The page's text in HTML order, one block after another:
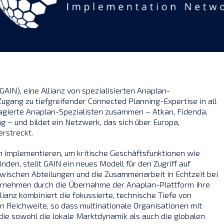
eine Allianz von spezialisierten Anaplan-
zu tiefgreifender Connected Planning-Expertise in all
Anaplan-Spezialisten zusammen – Atkan, Fidenda,
– und bildet ein Netzwerk, das sich über Europa,
implementieren, um kritische Geschäftsfunktionen wie
stellt GAIN ein neues Modell für den Zugriff auf
Abteilungen und die Zusammenarbeit in Echtzeit bei
durch die Übernahme der Anaplan-Plattform ihre
kombiniert die fokussierte, technische Tiefe von
so dass multinationale Organisationen mit
sowohl die lokale Marktdynamik als auch die globalen